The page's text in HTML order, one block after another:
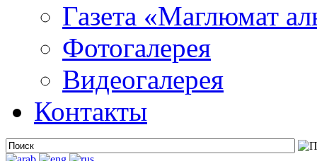
Газета «Маглюмат
Фотогалерея
Видеогалерея
Контакты